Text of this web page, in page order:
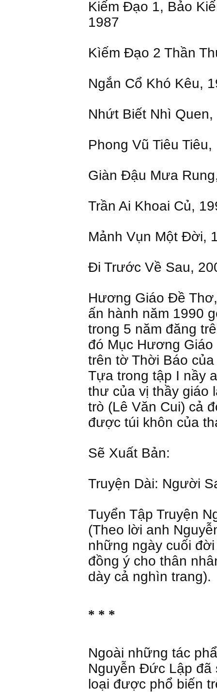
Kiếm Đạo 1, Bảo
1987
Kìếm Đạo 2 Thần
Ngắn Cổ Khó Kêu,
Nhứt Biết Nhì Quen,
Phong Vũ Tiêu
Giàn Đậu Mưa
Trần Ai Khoai Củ,
Mảnh Vụn Một Đời,
Đi Trước Về Sau,
Hương Giáo Đề
ấn hành năm 1990
trong 5 năm đăng
đó Mục Hương
trên tờ Thời Báo
Tựa trong tập I nầy
thư của vị thầy giáo
trò (Lê Văn Cui) cả
được túi khôn của
Sẽ Xuất Bản:
Truyện Dài: Người
Tuyển Tập Truyện
(Theo lời anh
những ngày cuối
đồng ý cho thân
dày cả nghìn trang).
* * *
Ngoài những tác
Nguyễn Đức Lập đã
loại được phổ biến